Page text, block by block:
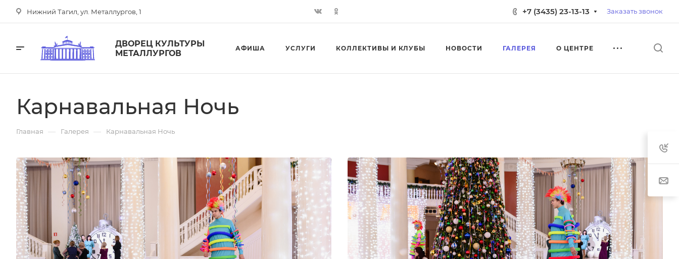
Нижний Тагил, ул. Металлургов, 1 +7 (3435) 23-13-13 Заказать звонок
ДВОРЕЦ КУЛЬТУРЫ
МЕТАЛЛУРГОВ
АФИША УСЛУГИ КОЛЛЕКТИВЫ И КЛУБЫ НОВОСТИ ГАЛЕРЕЯ О ЦЕНТРЕ
Карнавальная Ночь
Главная — Галерея — Карнавальная Ночь